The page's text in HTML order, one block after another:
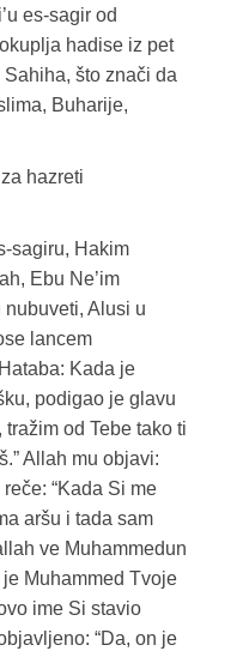
es-sagir od
hadise iz pet
što znači da
Buharije,
hazreti
sagiru, Hakim
Ebu Ne’im
Alusi u
lancem
Kada je
podigao je glavu
tražim od Tebe tako ti
Allah mu objavi:
“Kada Si me
aršu i tada sam
ve Muhammedun
Muhammed Tvoje
ime Si stavio
“Da, on je